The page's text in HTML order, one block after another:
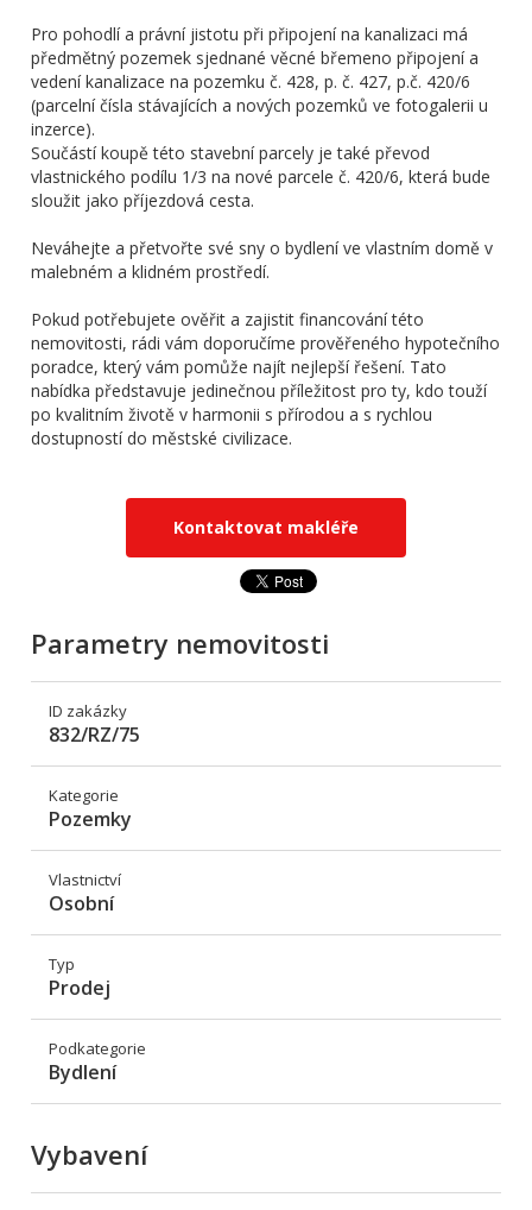
Pro pohodlí a právní jistotu při připojení na kanalizaci má
předmětný pozemek sjednané věcné břemeno připojení a
vedení kanalizace na pozemku č. 428, p. č. 427, p.č. 420/6
(parcelní čísla stávajících a nových pozemků ve fotogalerii u
inzerce).
Součástí koupě této stavební parcely je také převod
vlastnického podílu 1/3 na nové parcele č. 420/6, která bude
sloužit jako příjezdová cesta.
Neváhejte a přetvořte své sny o bydlení ve vlastním domě v
malebném a klidném prostředí.
Pokud potřebujete ověřit a zajistit financování této
nemovitosti, rádi vám doporučíme prověřeného hypotečního
poradce, který vám pomůže najít nejlepší řešení. Tato
nabídka představuje jedinečnou příležitost pro ty, kdo touží
po kvalitním životě v harmonii s přírodou a s rychlou
dostupností do městské civilizace.
Kontaktovat makléře
Parametry nemovitosti
ID zakázky
832/RZ/75
Kategorie
Pozemky
Vlastnictví
Osobní
Typ
Prodej
Podkategorie
Bydlení
Vybavení